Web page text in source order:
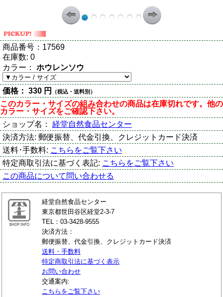
商品番号： 17569
在庫数: 0
カラー： ホウレンソウ
価格： 330 円 （税込・送料別）
このカラー・サイズの組み合わせの商品は在庫切れです。他の
カラー・サイズをご確認下さい。
ショップ名： 経堂自然食品センター
決済方法: 郵便振替、代金引換、クレジットカード決済
送料･手数料: こちらをご覧下さい
特定商取引法に基づく表記: こちらをご覧下さい
この商品について問い合わせる
経堂自然食品センター
東京都世田谷区経堂2-3-7
TEL：03-3428-9555
決済方法：
郵便振替、代金引換、クレジットカード決済
送料・手数料
特定商取引法に基づく表示
お問い合わせ
交通案内:
こちらをご覧下さい